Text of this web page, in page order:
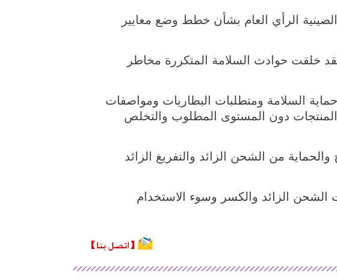
الصينية الرأي العام بشأن خطط وضع معايير
خلقت حوادث السلامة المتكررة مخاطر
السلامة ومتطلبات البطاريات ومواصفات
المنتجات دون المستوى المطلوب والتخلص
من الشحن الزائد والتفريغ الزائد
الشحن الزائد والكسر وسوء الاستخدام